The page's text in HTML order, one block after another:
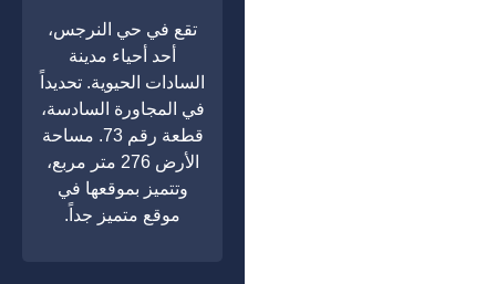
تقع في حي النرجس،
أحد أحياء مدينة
السادات الحيوية. تحديداً
في المجاورة السادسة،
قطعة رقم 73. مساحة
الأرض 276 متر مربع،
وتتميز بموقعها في
موقع متميز جداً.